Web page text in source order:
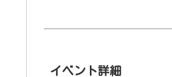
イベント詳細